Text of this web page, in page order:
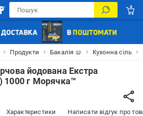
Продукти Бакалія 🥨 Кухонна сіль
йодована Екстра
1000 г Морячка™
Характеристики Написати відгук про